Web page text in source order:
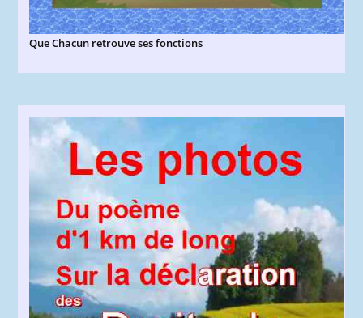
Que Chacun retrouve ses fonctions